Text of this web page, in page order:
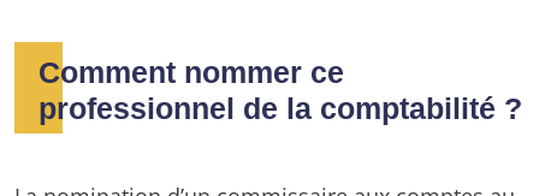
Comment nommer ce
professionnel de la comptabilité ?